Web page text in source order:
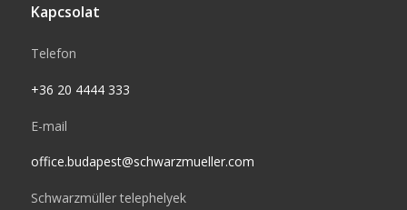
Kapcsolat
Telefon
+36 20 4444 333
E-mail
office.budapest@schwarzmueller.com
Schwarzmüller telephelyek